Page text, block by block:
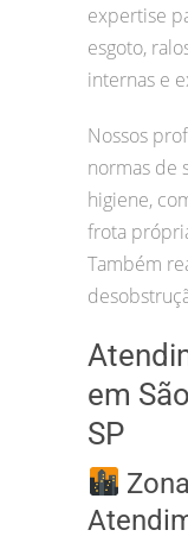
expertise
esgoto,
internas e
Nossos
normas de
higiene,
frota
Também
em
SP